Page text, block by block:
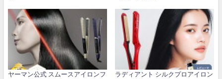
ヤーマン公式 スムースアイロンフ
ラディアント シルクプロアイロン